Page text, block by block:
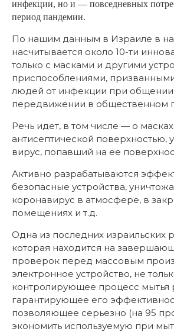
инфекции, но и — повседневных
период пандемии.
По нашим данным в Израиле в
насчитывается около 10-ти
только с масками и другими
приспособлениями,
людей от инфекции при
передвижении в общественном
Речь идет, в том числе — о
антисептической
вирус, попавший на ее
Активно разрабатываются
безопасные устройства,
коронавирус в атмосфере, в
помещениях и т.д.
Одна из последних израильских
которая находится на
проверок перед массовым
электронное устройство, не
контролирующее процесс мытья
гарантирующее его
позволяющее серьезно (на 95
экономить используемую при